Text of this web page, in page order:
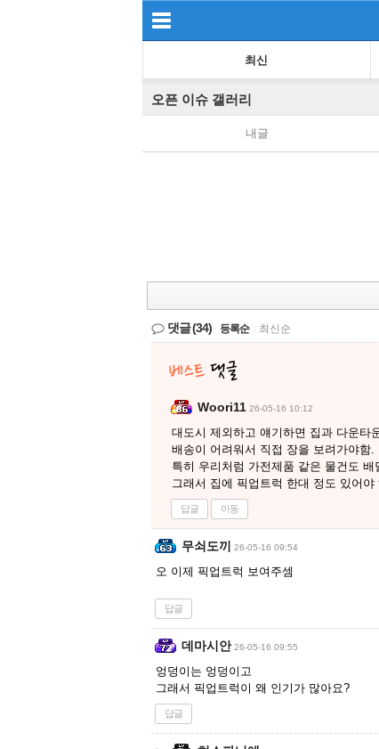
최신
오픈 이슈 갤러리
내글
댓글(34) 등록순 최신순
Woori11 26-05-16 10:12
대도시 제외하고 얘기하면 집과 다운타
배송이 어려워서 직접 장을 보려가야함
특히 우리처럼 가전제품 같은 물건도
그래서 집에 픽업트럭 한대 정도 있어야
답글 이동
무쇠도끼 26-05-16 09:54
오 이제 픽업트럭 보여주셈
답글
데마시안 26-05-16 09:55
엉덩이는 엉덩이고
그래서 픽업트럭이 왜 인기가 많아요?
답글